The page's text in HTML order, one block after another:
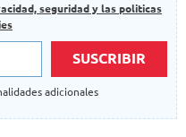
seguridad y las politicas
SUSCRIBIR
adicionales